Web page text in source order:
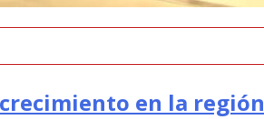
en la región